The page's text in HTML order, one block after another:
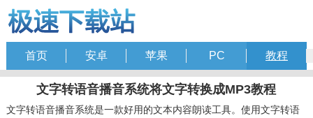
首页 安卓 苹果 PC 教程
文字转语音播音系统将文字转换成MP3教程
文字转语音播音系统是一款好用的文本内容朗读工具。使用文字转语